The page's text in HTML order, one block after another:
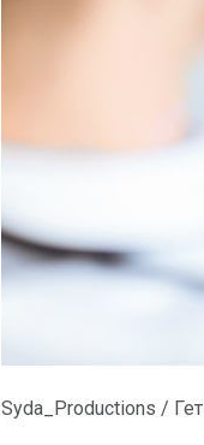
Syda_Productions /